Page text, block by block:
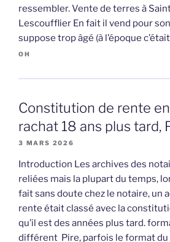
ressembler. Vente de terres à
Lescoufflier En fait il vend pour son
suppose trop âgé (à l’époque
OH
Constitution de rente
rachat 18 ans plus tard,
3 MARS 2026
Introduction Les archives des
reliées mais la plupart du temps,
fait sans doute chez le notaire, un
rente était classé avec la
qu’il est des années plus tard.
différent Pire, parfois le format du